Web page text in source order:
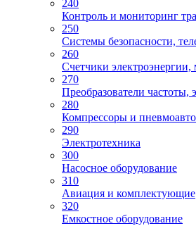
240
Контроль и мониторинг
250
Системы безопасности,
260
Счетчики электроэнергии,
270
Преобразователи частоты,
280
Компрессоры и
290
Электротехника
300
Насосное оборудование
310
Авиация и комплектующие
320
Емкостное оборудование